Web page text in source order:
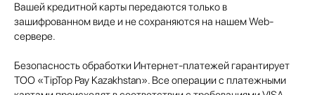
Вашей кредитной карты передаются только в
зашифрованном виде и не сохраняются на нашем Web-
сервере.
Безопасность обработки Интернет-платежей гарантирует
ТОО «TipTop Pay Kazakhstan». Все операции с платежными